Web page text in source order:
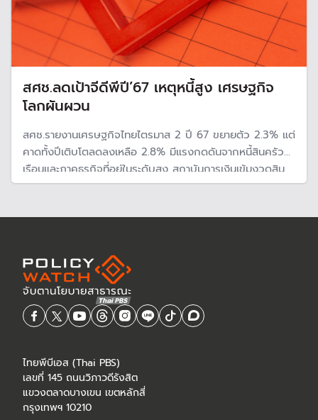
สศช.ลดเป้าจีดีพีปี’67 เหตุหนี้สูง เศรษฐกิจ
โลกผันผวน
สศช.รายงานเศรษฐกิจไทยไตรมาส 2 ปี 67 ขยายตัว 2.3% แต่
คาดทั้งปีเติบโตลดลงเหลือ 2.8% มีแรงกดดันจากหนี้สินครัว
เรือนและภาคธุรกิจที่อยู่ในระดับสูง สถาบันการเงินเข้มงวดสิน
เชื่อ ขณะที่ความเสี่ยงเศรษฐกิจโลกชะลอ
ไทยพีบีเอส (Thai PBS)
เลขที่ 145 ถนนวิภาวดีรังสิต
แขวงตลาดบางเขน เขตหลักสี่
กรุงเทพฯ 10210